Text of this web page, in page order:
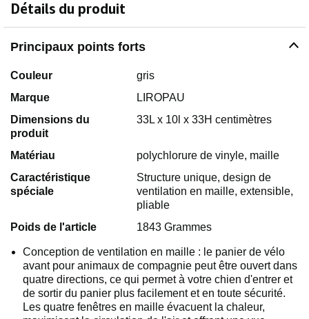
Détails du produit
Principaux points forts
Couleur
gris
Marque
LIROPAU
Dimensions du
produit
33L x 10l x 33H centimètres
Matériau
polychlorure de vinyle, maille
Caractéristique
spéciale
Structure unique, design de
ventilation en maille, extensible,
pliable
Poids de l'article
1843 Grammes
Conception de ventilation en maille : le panier de vélo
avant pour animaux de compagnie peut être ouvert dans
quatre directions, ce qui permet à votre chien d'entrer et
de sortir du panier plus facilement et en toute sécurité.
Les quatre fenêtres en maille évacuent la chaleur,